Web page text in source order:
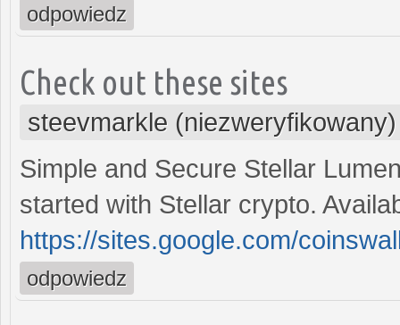
odpowiedz
Check out these sites
steevmarkle (niezweryfikowany)
Simple and Secure Stellar
started with Stellar crypto.
https://sites.google.com/
odpowiedz